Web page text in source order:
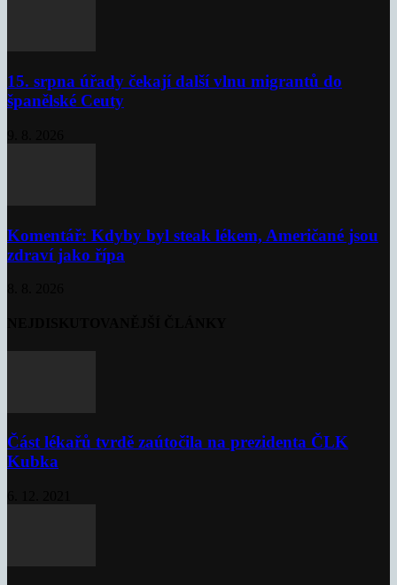
15. srpna úřady čekají další vlnu migrantů do
španělské Ceuty
Komentář: Kdyby byl steak lékem, Američané jsou
zdraví jako řípa
Část lékařů tvrdě zaútočila na prezidenta ČLK
Kubka